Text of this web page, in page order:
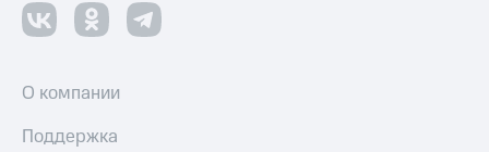
О компании
Поддержка